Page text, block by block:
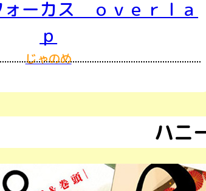
ォーカス ｏｖｅｒｌａ
ｐ
じゃのめ
ハニ